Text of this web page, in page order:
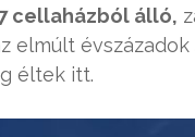
cellaházból álló,
elmúlt
éltek itt.